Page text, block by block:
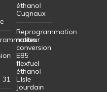
31
éthanol
Cugnaux
Reprogrammation
moteur
conversion
E85
flexfuel
éthanol
L’Isle
Jourdain